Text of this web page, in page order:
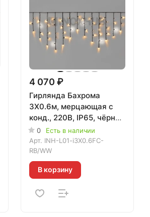
4 070 ₽
Гирлянда Бахрома
3X0.6м, мерцающая с
конд., 220В, IP65, чёрная
резина 3.3мм, ТЁПЛЫЙ
БЕЛЫЙ, 020552
0
Есть в наличии
Арт. INH-L01-i3X0.6FC-
RB/WW
В корзину